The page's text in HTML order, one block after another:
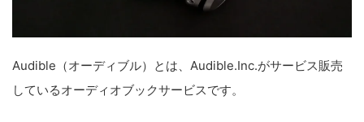
Audible（オーディブル）とは、Audible.Inc.がサービス販売
しているオーディオブックサービスです。